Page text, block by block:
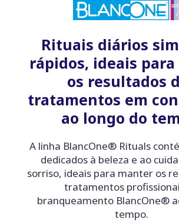
Rituais diários
rápidos, ideais
os resultados
tratamentos em
ao longo do
A linha BlancOne® Rituals
dedicados à beleza e ao
sorriso, ideais para manter os
tratamentos
branqueamento BlancOne®
tempo.